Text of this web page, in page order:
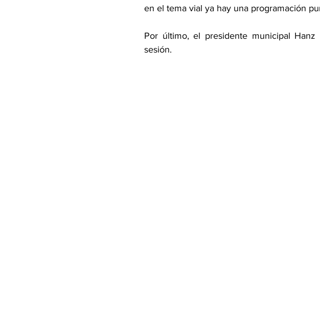
en el tema vial ya hay una programación
Por último, el presidente municipal
sesión.